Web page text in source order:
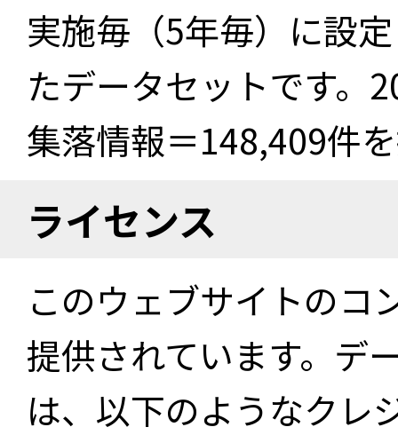
実施毎（5年毎）に設
たデータセットです。
集落情報＝148,409件
ライセンス
このウェブサイトのコ
提供されています。デ
は、以下のようなクレ